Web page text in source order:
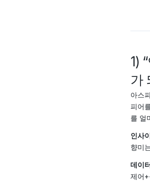
1)
가
아스
피어
를 얼
인사
향미
데이
제어